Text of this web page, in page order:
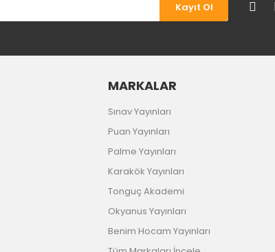
Kayıt Ol
MARKALAR
Sınav Yayınları
Puan Yayınları
Palme Yayınları
Karakök Yayınları
Tonguç Akademi
Okyanus Yayınları
Benim Hocam Yayınları